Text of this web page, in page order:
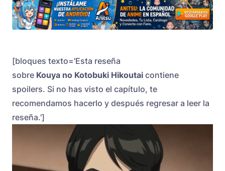
[bloques texto='Esta reseña
sobre Kouya no Kotobuki Hikoutai contiene
spoilers. Si no has visto el capítulo, te
recomendamos hacerlo y después regresar a leer la
reseña.']